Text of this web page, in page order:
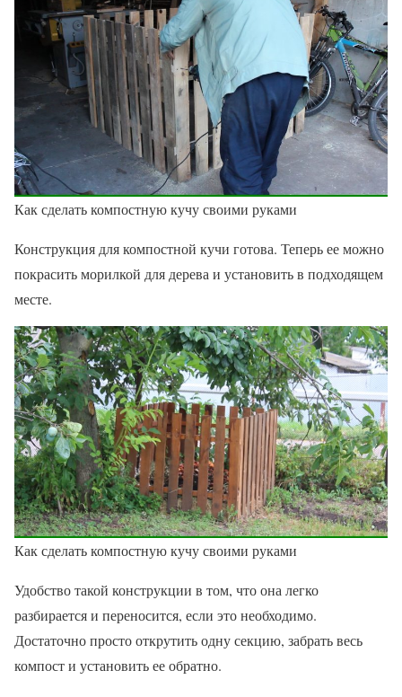
Как сделать компостную кучу своими руками
Конструкция для компостной кучи готова. Теперь ее можно
покрасить морилкой для дерева и установить в подходящем
месте.
Как сделать компостную кучу своими руками
Удобство такой конструкции в том, что она легко
разбирается и переносится, если это необходимо.
Достаточно просто открутить одну секцию, забрать весь
компост и установить ее обратно.